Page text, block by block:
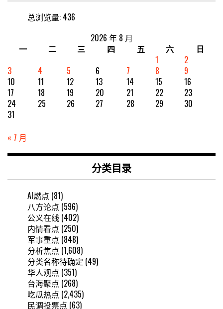
总浏览量: 436
2026 年 8 月
一
二 三 四 五 六
日
1
2
3
4 5 6 7 8
9
10
11 12 13 14 15
16
17
18 19 20 21 22
23
24
25 26 27 28 29
30
31
« 7 月
分类目录
AI燃点 (81)
八方论点 (596)
公义在线 (402)
内情看点 (250)
军事重点 (848)
分析焦点 (1,608)
分类名称待确定 (49)
华人观点 (351)
台海聚点 (268)
吃瓜热点 (2,435)
民调投票点 (63)